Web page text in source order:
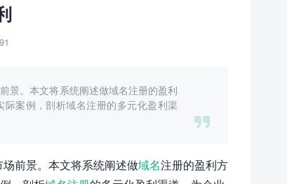

景。本文将系统阐述做域名注册的盈利
案例，剖析域名注册的多元化盈利渠
前景。本文将系统阐述做域名注册的盈利方